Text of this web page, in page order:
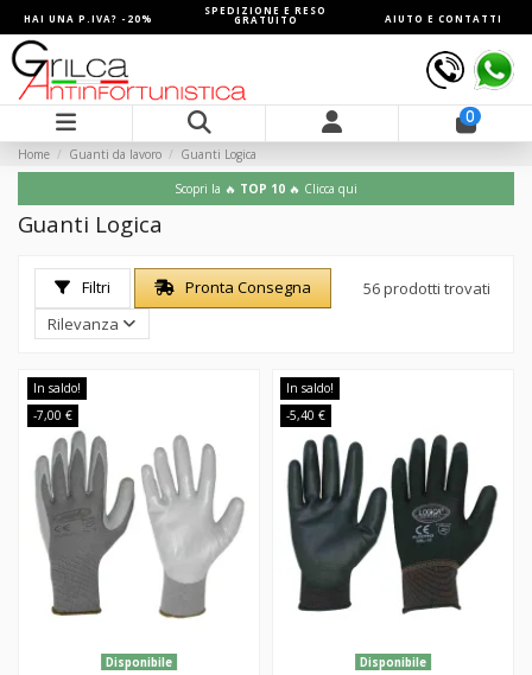
HAI UNA P.IVA? -20%
SPEDIZIONE E RESO
GRATUITO AIUTO E CONTATTI
0
Home Guanti da lavoro Guanti Logica
Scopri la 🔥 TOP 10 🔥 Clicca qui
Guanti Logica
Filtri Pronta Consegna
56 prodotti trovati
Rilevanza
In saldo!
-7,00 €
Disponibile
In saldo!
-5,40 €
Disponibile